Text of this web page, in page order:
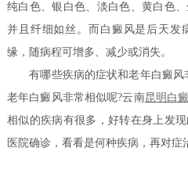
纯白色、银白色、淡白色、黄白色
并且纤细如丝。而白癜风是后天发
缘，随病程可增多、减少或消失。
有哪些疾病的症状和老年白癜风
老年白癜风非常相似呢?云南昆明白
相似的疾病有很多，好转在身上发
医院确诊，看看是何种疾病，再对症